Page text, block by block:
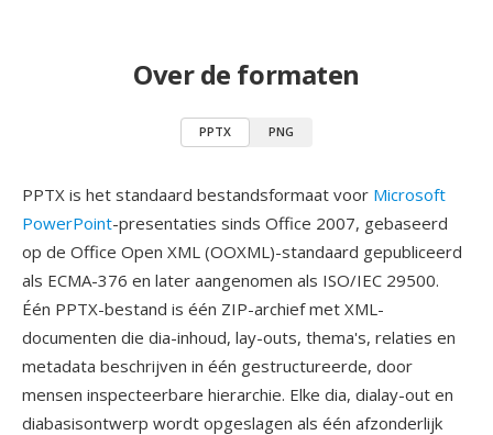
Over de formaten
PPTX PNG
PPTX is het standaard bestandsformaat voor Microsoft
PowerPoint-presentaties sinds Office 2007, gebaseerd
op de Office Open XML (OOXML)-standaard gepubliceerd
als ECMA-376 en later aangenomen als ISO/IEC 29500.
Één PPTX-bestand is één ZIP-archief met XML-
documenten die dia-inhoud, lay-outs, thema's, relaties en
metadata beschrijven in één gestructureerde, door
mensen inspecteerbare hierarchie. Elke dia, dialay-out en
diabasisontwerp wordt opgeslagen als één afzonderlijk